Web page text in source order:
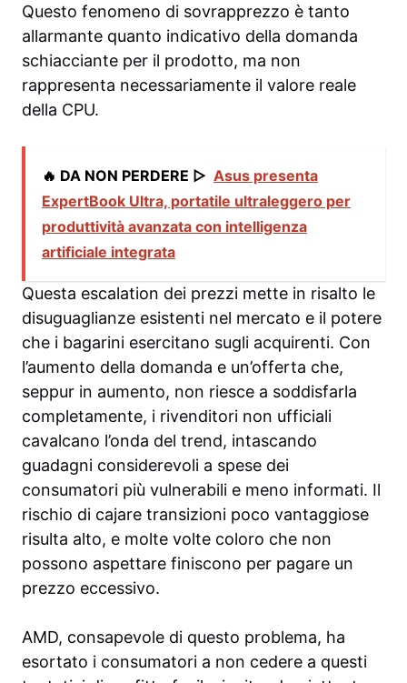
Questo fenomeno di sovrapprezzo è tanto
allarmante quanto indicativo della domanda
schiacciante per il prodotto, ma non
rappresenta necessariamente il valore reale
della CPU.
🔥 DA NON PERDERE ▷ Asus presenta
ExpertBook Ultra, portatile ultraleggero per
produttività avanzata con intelligenza
artificiale integrata
Questa escalation dei prezzi mette in risalto le
disuguaglianze esistenti nel mercato e il potere
che i bagarini esercitano sugli acquirenti. Con
l’aumento della domanda e un’offerta che,
seppur in aumento, non riesce a soddisfarla
completamente, i rivenditori non ufficiali
cavalcano l’onda del trend, intascando
guadagni considerevoli a spese dei
consumatori più vulnerabili e meno informati. Il
rischio di cajare transizioni poco vantaggiose
risulta alto, e molte volte coloro che non
possono aspettare finiscono per pagare un
prezzo eccessivo.
AMD, consapevole di questo problema, ha
esortato i consumatori a non cedere a questi